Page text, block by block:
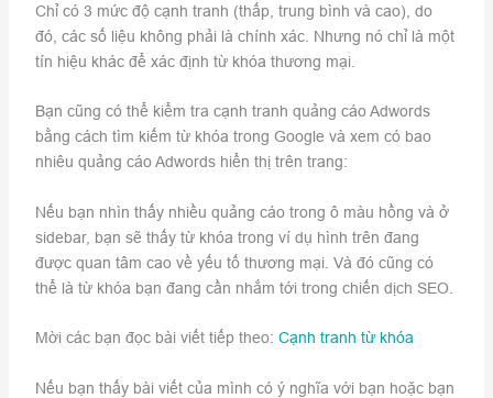
Chỉ có 3 mức độ cạnh tranh (thấp, trung bình và cao), do
đó, các số liệu không phải là chính xác. Nhưng nó chỉ là một
tín hiệu khác để xác định từ khóa thương mại.
Bạn cũng có thể kiểm tra cạnh tranh quảng cáo Adwords
bằng cách tìm kiếm từ khóa trong Google và xem có bao
nhiêu quảng cáo Adwords hiển thị trên trang:
Nếu bạn nhìn thấy nhiều quảng cáo trong ô màu hồng và ở
sidebar, bạn sẽ thấy từ khóa trong ví dụ hình trên đang
được quan tâm cao về yếu tố thương mại. Và đó cũng có
thể là từ khóa bạn đang cần nhắm tới trong chiến dịch SEO.
Mời các bạn đọc bài viết tiếp theo: Cạnh tranh từ khóa
Nếu bạn thấy bài viết của mình có ý nghĩa với bạn hoặc bạn